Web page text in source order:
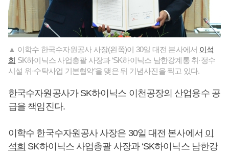
▲ 이학수 한국수자원공사 사장(왼쪽)이 30일 대전 본사에서 이석
희 SK하이닉스 사업총괄 사장과 ‘SK하이닉스 남한강계통 취·정수
시설 위·수탁사업 기본협약’을 맺은 뒤 기념사진을 찍고 있다.
한국수자원공사가 SK하이닉스 이천공장의 산업용수 공
급을 책임진다.
이학수 한국수자원공사 사장은 30일 대전 본사에서 이
석희 SK하이닉스 사업총괄 사장과 ‘SK하이닉스 남한강